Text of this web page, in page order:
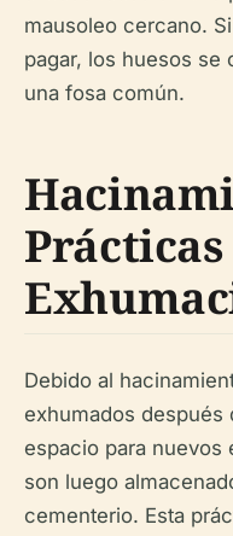
mausoleo cercano.
pagar, los huesos se
una fosa común.
Prácticas
Debido al
exhumados después
espacio para nuevos
son luego
cementerio. Esta